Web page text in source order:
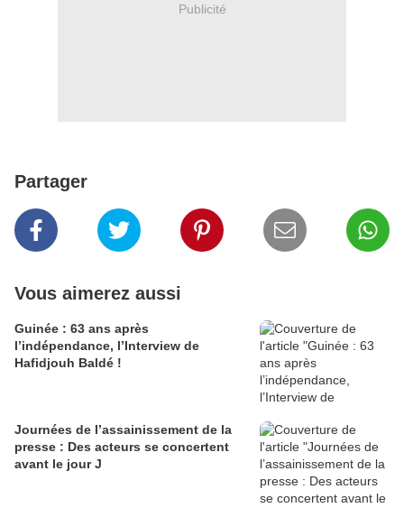
Publicité
Partager
Vous aimerez aussi
Guinée : 63 ans après
l’indépendance, l’Interview de
Hafidjouh Baldé !
Journées de l’assainissement de la
presse : Des acteurs se concertent
avant le jour J